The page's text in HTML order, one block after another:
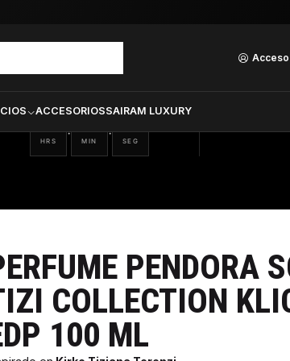
Acceso
ACCESORIOSSAIRAM LUXURY
Guardia Vieja
06
HRS
: 47
MIN
: 29
SEG
PENDORA
COLLECTION
100 ML